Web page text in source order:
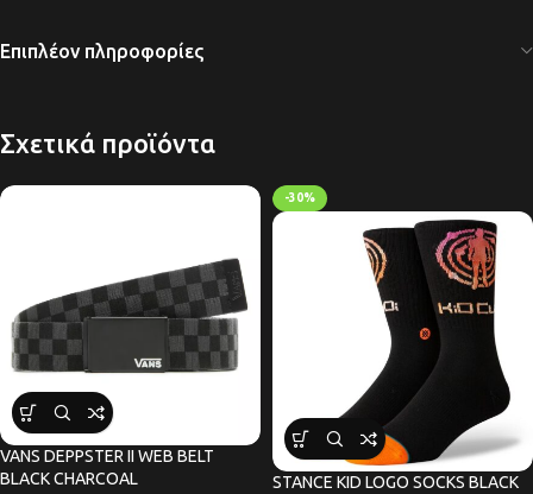
Επιπλέον πληροφορίες
Σχετικά προϊόντα
VANS DEPPSTER II WEB BELT
BLACK CHARCOAL
-30%
STANCE KID LOGO SOCKS BLACK